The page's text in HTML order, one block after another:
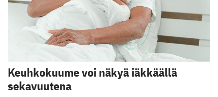
Keuhkokuume voi näkyä iäkkäällä
sekavuutena